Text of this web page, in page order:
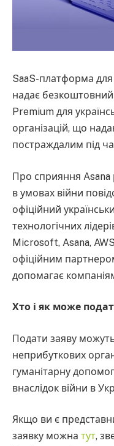
SaaS-платформа
надає безкоштовний
Premium для
організацій, що
постраждалим під
Про сприяння Asana
в умовах війни
офіційний
технологічних
Microsoft, Asana,
офіційним
допомагає
Хто і як може
Подати заяву
неприбуткових
гуманітарну
внаслідок війни в
Якщо ви є
заявку можна тут,